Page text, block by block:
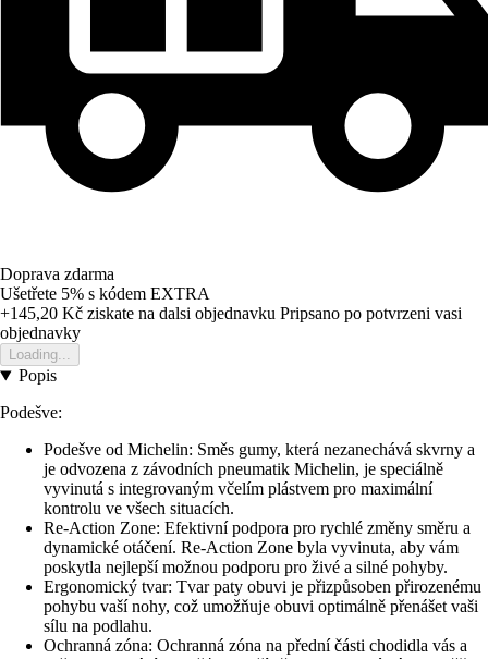
Doprava zdarma
Ušetřete 5% s kódem EXTRA
+145,20 Kč ziskate na dalsi objednavku Pripsano po potvrzeni vasi
objednavky
Loading...
Popis
Podešve:
Podešve od Michelin: Směs gumy, která nezanechává skvrny a
je odvozena z závodních pneumatik Michelin, je speciálně
vyvinutá s integrovaným včelím plástvem pro maximální
kontrolu ve všech situacích.
Re-Action Zone: Efektivní podpora pro rychlé změny směru a
dynamické otáčení. Re-Action Zone byla vyvinuta, aby vám
poskytla nejlepší možnou podporu pro živé a silné pohyby.
Ergonomický tvar: Tvar paty obuvi je přizpůsoben přirozenému
pohybu vaší nohy, což umožňuje obuvi optimálně přenášet vaši
sílu na podlahu.
Ochranná zóna: Ochranná zóna na přední části chodidla vás a